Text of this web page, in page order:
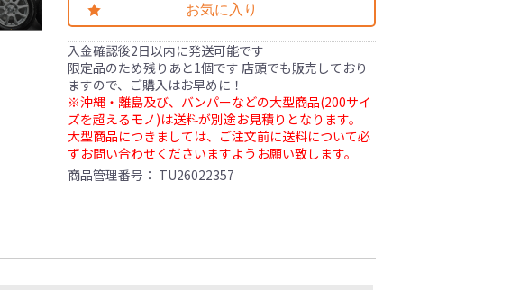
お気に入り
入金確認後2日以内に発送可能です
限定品のため残りあと1個です 店頭でも販売しており
ますので、ご購入はお早めに！
※沖縄・離島及び、バンパーなどの大型商品(200サイ
ズを超えるモノ)は送料が別途お見積りとなります。
大型商品につきましては、ご注文前に送料について必
ずお問い合わせくださいますようお願い致します。
商品管理番号： TU26022357